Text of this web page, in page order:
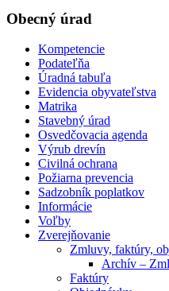
Obecný úrad
Kompetencie
Podateľňa
Úradná tabuľa
Evidencia obyvateľstva
Matrika
Stavebný úrad
Osvedčovacia agenda
Výrub drevín
Civilná ochrana
Požiarna prevencia
Sadzobník poplatkov
Informácie
Voľby
Zverejňovanie
Zmluvy, faktúry,
Archív –
Faktúry